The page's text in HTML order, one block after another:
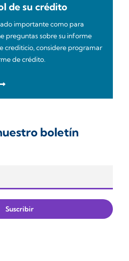
de su crédito
importante como para
preguntas sobre su informe
crediticio, considere programar
de crédito.
boletín